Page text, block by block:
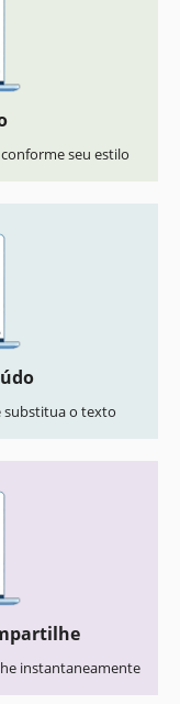
seu estilo
substitua o texto
instantaneamente